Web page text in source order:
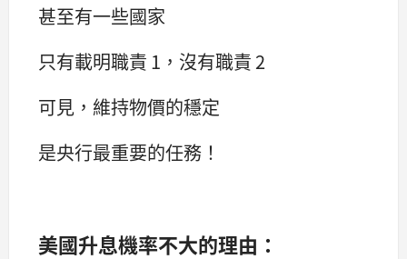
甚至有一些國家
只有載明職責 1，沒有職責 2
可見，維持物價的穩定
是央行最重要的任務！
美國升息機率不大的理由：